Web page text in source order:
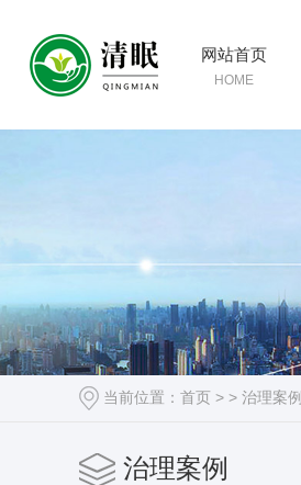
网站首页
HOME
当前位置： 首页 > > 治理案例
治理案例